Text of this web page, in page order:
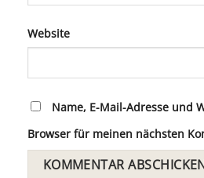
Website
Name, E-Mail-Adresse und
Browser für meinen nächsten